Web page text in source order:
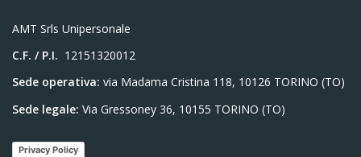
AMT Srls Unipersonale
C.F. / P.I. 12151320012
Sede operativa: via Madama Cristina 118, 10126 TORINO (TO)
Sede legale: Via Gressoney 36, 10155 TORINO (TO)
Privacy Policy